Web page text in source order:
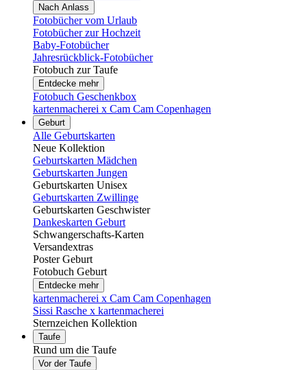
Nach Anlass
Fotobücher vom Urlaub
Fotobücher zur Hochzeit
Baby-Fotobücher
Jahresrückblick-Fotobücher
Fotobuch zur Taufe
Entdecke mehr
Fotobuch Geschenkbox
kartenmacherei x Cam Cam Copenhagen
Geburt
Alle Geburtskarten
Neue Kollektion
Geburtskarten Mädchen
Geburtskarten Jungen
Geburtskarten Unisex
Geburtskarten Zwillinge
Geburtskarten Geschwister
Dankeskarten Geburt
Schwangerschafts-Karten
Versandextras
Poster Geburt
Fotobuch Geburt
Entdecke mehr
kartenmacherei x Cam Cam Copenhagen
Sissi Rasche x kartenmacherei
Sternzeichen Kollektion
Taufe
Rund um die Taufe
Vor der Taufe